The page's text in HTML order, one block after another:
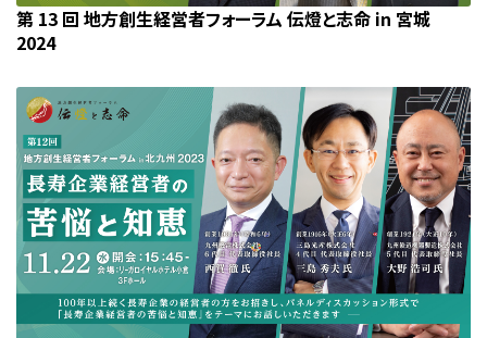
第 13 回 地方創生経営者フォーラム 伝燈と志命 in 宮城
2024